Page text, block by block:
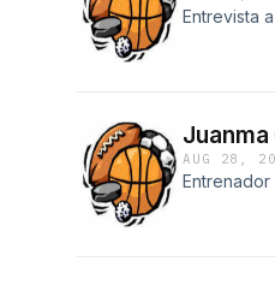
Entrevista
AUG 28,